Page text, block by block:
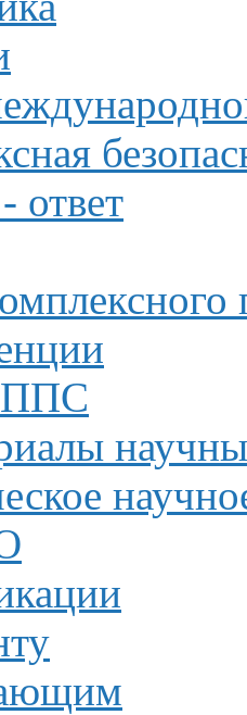
ответ